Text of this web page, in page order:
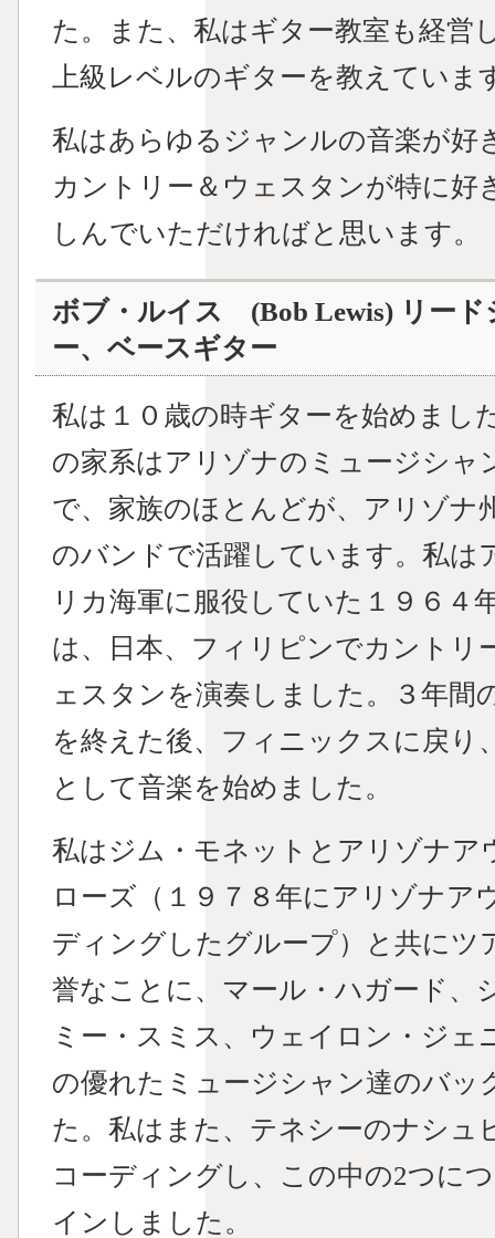
た。また、私はギター教室も経営
上級レベルのギターを教えていま
私はあらゆるジャンルの音楽が好
カントリー＆ウェスタンが特に好
しんでいただければと思います。
ボブ・ルイス (Bob Lewis) リード
ー、ベースギター
私は１０歳の時ギターを始めまし
の家系はアリゾナのミュージシャ
で、家族のほとんどが、アリゾナ
のバンドで活躍しています。私は
リカ海軍に服役していた１９６４
は、日本、フィリピンでカントリ
ェスタンを演奏しました。３年間
を終えた後、フィニックスに戻り
として音楽を始めました。
私はジム・モネットとアリゾナア
ローズ（１９７８年にアリゾナア
ディングしたグループ）と共にツ
誉なことに、マール・ハガード、
ミー・スミス、ウェイロン・ジ
の優れたミュージシャン達のバッ
た。私はまた、テネシーのナシュ
コーディングし、この中の2つに
インしました。